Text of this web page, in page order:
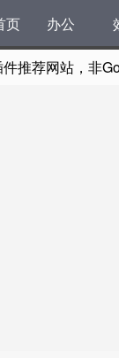
页 办公
推荐网站，非